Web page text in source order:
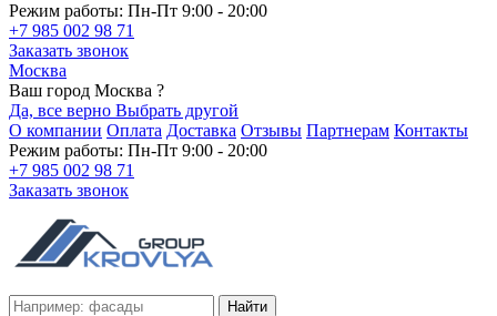
Режим работы: Пн-Пт 9:00 - 20:00
+7 985 002 98 71
Заказать звонок
Москва
Ваш город Москва ?
Да, все верно Выбрать другой
О компании Оплата Доставка Отзывы Партнерам Контакты
Режим работы: Пн-Пт 9:00 - 20:00
+7 985 002 98 71
Заказать звонок
Найти